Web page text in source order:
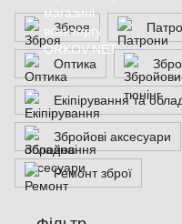
Зброя
Оптика
Екіпірування та
Збройові аксесуари
Ремонт зброї